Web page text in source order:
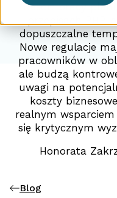
Resort pracy
przepisach
dopuszczalne
Nowe regulacje
pracowników w
ale budzą
uwagi na
koszty
realnym
się krytycznym
Honorata
Blog